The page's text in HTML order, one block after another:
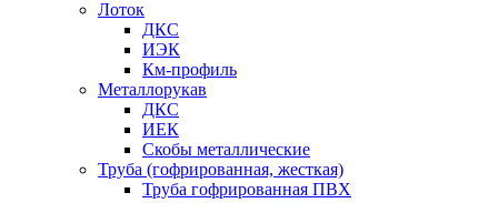
Лоток
ДКС
ИЭК
Км-профиль
Металлорукав
ДКС
ИЕК
Скобы металлические
Труба (гофрированная, жесткая)
Труба гофрированная ПВХ